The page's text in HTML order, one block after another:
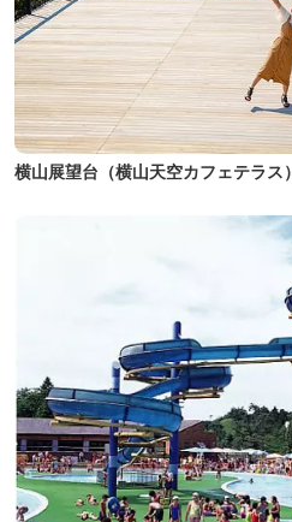
横山展望台（横山天空カフェテラス）